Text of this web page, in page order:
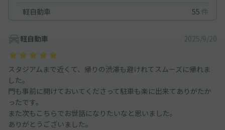
軽自動車
55 件
軽自動車 2025/9/20
スタジアムまで近くて、帰りの渋滞も避けれてスムーズに帰れま
した。
門も事前に開けておいてくださって駐車も楽に出来てありがたか
ったです。
また次もこちらでお世話になりたいなと思いました。
ありがとうございました。